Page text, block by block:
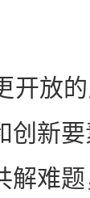
放的
创新
解难